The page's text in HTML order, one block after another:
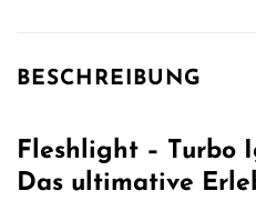
BESCHREIBUNG
Fleshlight – Turbo
Das ultimative